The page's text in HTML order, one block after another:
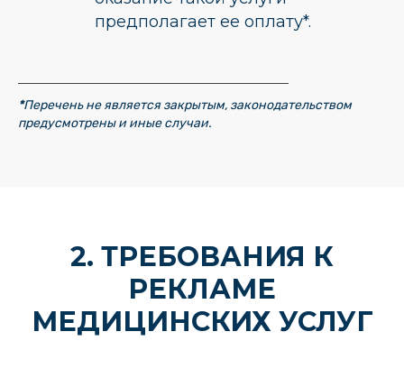
предполагает ее оплату*.
*Перечень не является закрытым, законодательством
предусмотрены и иные случаи.
2. ТРЕБОВАНИЯ К
РЕКЛАМЕ
МЕДИЦИНСКИХ УСЛУГ